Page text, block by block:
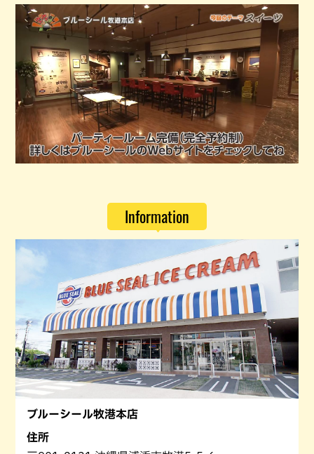
Information
ブルーシール牧港本店
住所